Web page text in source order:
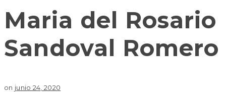
Maria del Rosario
Sandoval Romero
on junio 24, 2020